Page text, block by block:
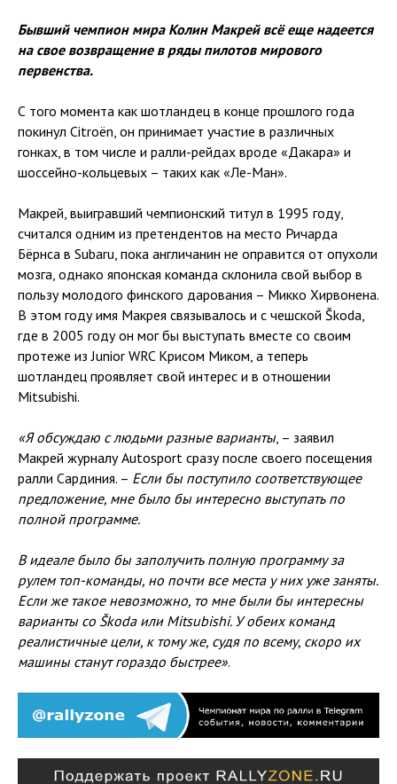
Бывший чемпион мира Колин Макрей всё еще надеется
на свое возвращение в ряды пилотов мирового
первенства.
С того момента как шотландец в конце прошлого года
покинул Citroën, он принимает участие в различных
гонках, в том числе и ралли-рейдах вроде «Дакара» и
шоссейно-кольцевых – таких как «Ле-Ман».
Макрей, выигравший чемпионский титул в 1995 году,
считался одним из претендентов на место Ричарда
Бёрнса в Subaru, пока англичанин не оправится от опухоли
мозга, однако японская команда склонила свой выбор в
пользу молодого финского дарования – Микко Хирвонена.
В этом году имя Макрея связывалось и с чешской Škoda,
где в 2005 году он мог бы выступать вместе со своим
протеже из Junior WRC Крисом Миком, а теперь
шотландец проявляет свой интерес и в отношении
Mitsubishi.
«Я обсуждаю с людьми разные варианты, – заявил
Макрей журналу Autosport сразу после своего посещения
ралли Сардиния. – Если бы поступило соответствующее
предложение, мне было бы интересно выступать по
полной программе.
В идеале было бы заполучить полную программу за
рулем топ-команды, но почти все места у них уже заняты.
Если же такое невозможно, то мне были бы интересны
варианты со Škoda или Mitsubishi. У обеих команд
реалистичные цели, к тому же, судя по всему, скоро их
машины станут гораздо быстрее».